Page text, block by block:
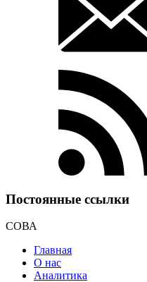
Постоянные ссылки
СОВА
Главная
О нас
Аналитика